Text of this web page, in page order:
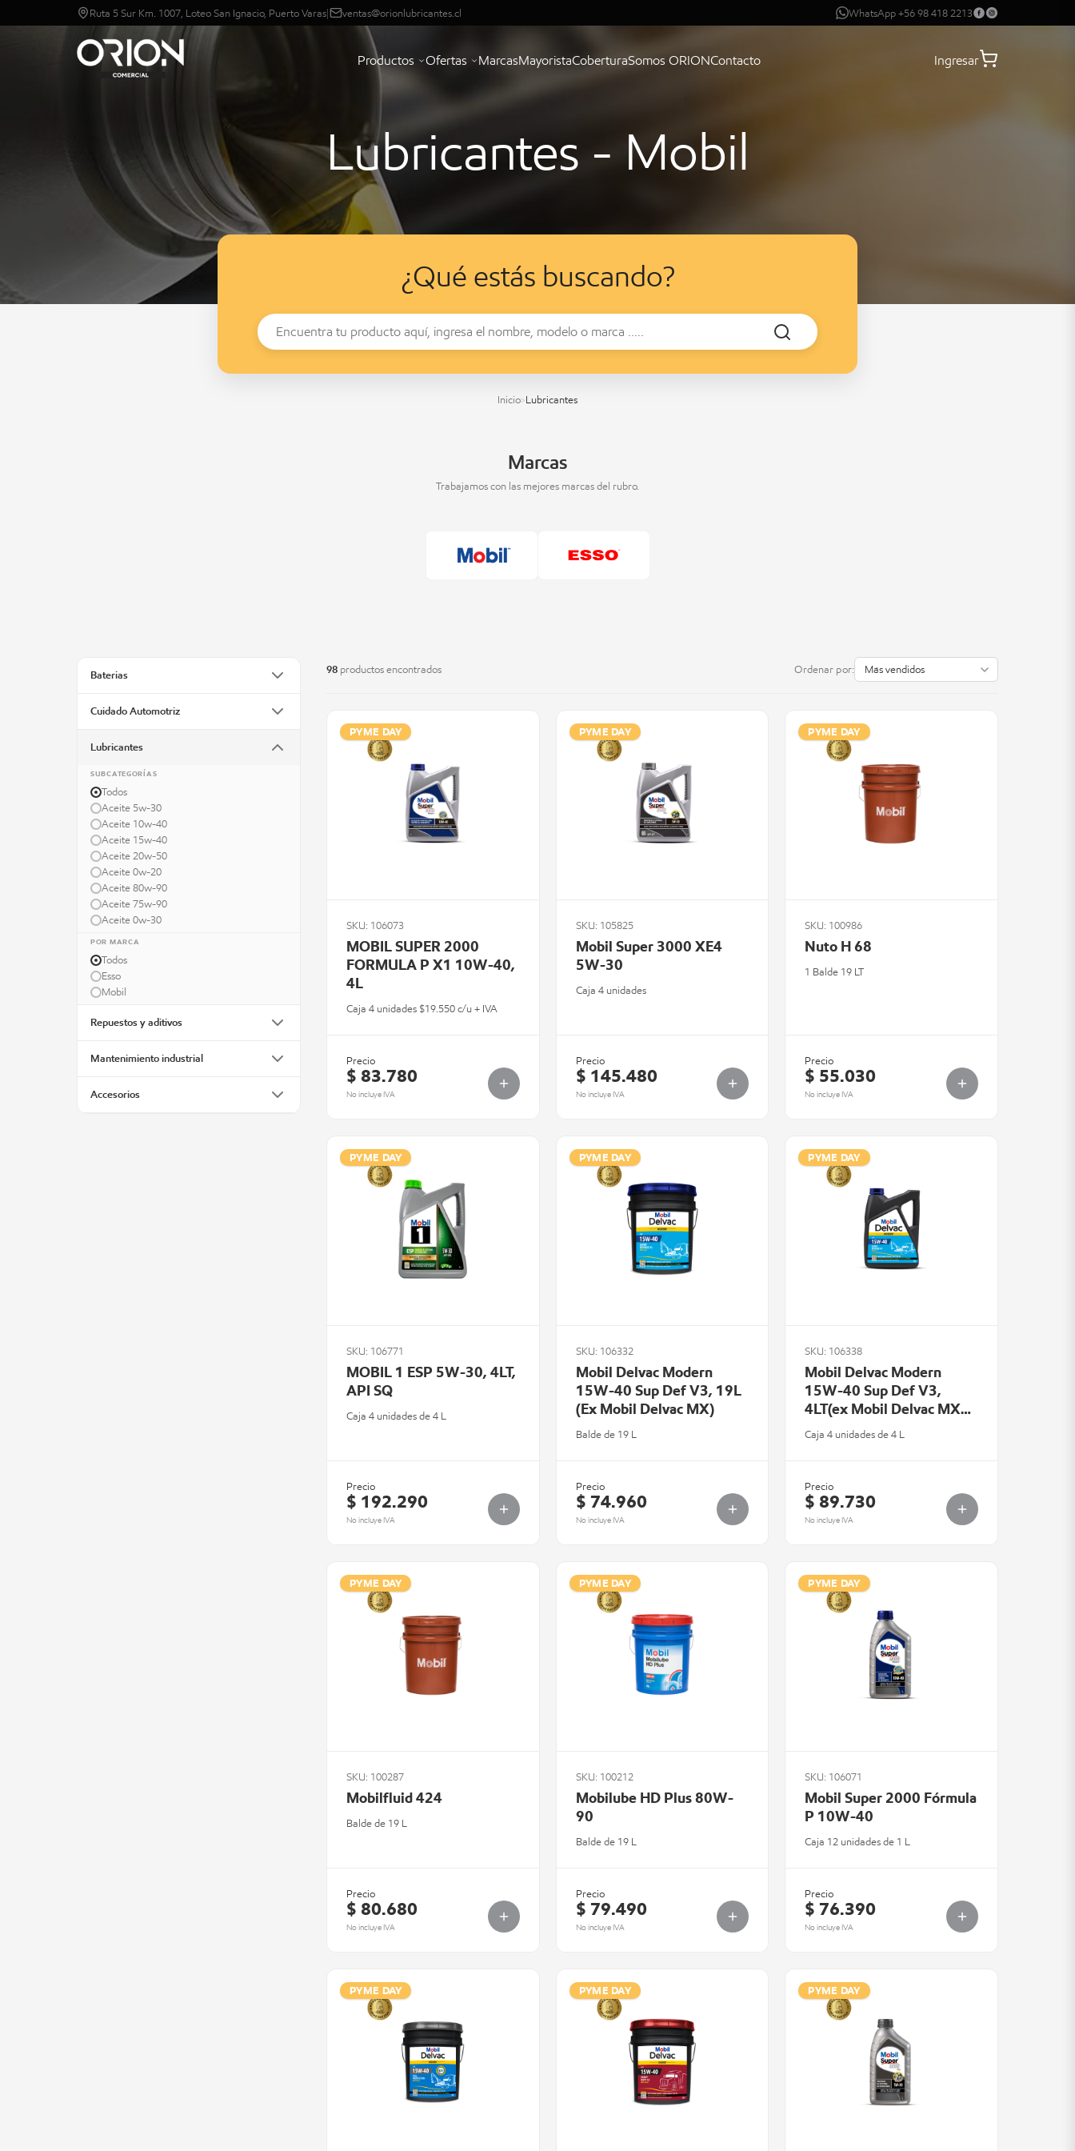
Ruta 5 Sur Km. 1007, Loteo San Ignacio, Puerto Varas| ventas@orionlubricantes.cl WhatsApp +56 98 418 2213
Productos Ofertas MarcasMayoristaCoberturaSomos ORIONContacto Ingresar
Lubricantes - Mobil
¿Qué estás buscando?
Inicio>Lubricantes
Marcas
Trabajamos con las mejores marcas del rubro.
Baterias
Cuidado Automotriz
Lubricantes
SUBCATEGORÍAS
Todos
Aceite 5w-30
Aceite 10w-40
Aceite 15w-40
Aceite 20w-50
Aceite 0w-20
Aceite 80w-90
Aceite 75w-90
Aceite 0w-30
POR MARCA
Todos
Esso
Mobil
Repuestos y aditivos
Mantenimiento industrial
Accesorios
98 productos encontrados Ordenar por:
PYME DAY
SKU: 106073
MOBIL SUPER 2000
FORMULA P X1 10W-40,
4L
Caja 4 unidades $19.550 c/u + IVA
Precio
$ 83.780
No incluye IVA
PYME DAY
SKU: 105825
Mobil Super 3000 XE4
5W-30
Caja 4 unidades
Precio
$ 145.480
No incluye IVA
PYME DAY
SKU: 100986
Nuto H 68
1 Balde 19 LT
Precio
$ 55.030
No incluye IVA
PYME DAY
SKU: 106771
MOBIL 1 ESP 5W-30, 4LT,
API SQ
Caja 4 unidades de 4 L
Precio
$ 192.290
No incluye IVA
PYME DAY
SKU: 106332
Mobil Delvac Modern
15W-40 Sup Def V3, 19L
(Ex Mobil Delvac MX)
Balde de 19 L
Precio
$ 74.960
No incluye IVA
PYME DAY
SKU: 106338
Mobil Delvac Modern
15W-40 Sup Def V3,
4LT(ex Mobil Delvac MX
15W-40)
Caja 4 unidades de 4 L
Precio
$ 89.730
No incluye IVA
PYME DAY
SKU: 100287
Mobilfluid 424
Balde de 19 L
Precio
$ 80.680
No incluye IVA
PYME DAY
SKU: 100212
Mobilube HD Plus 80W-
90
Balde de 19 L
Precio
$ 79.490
No incluye IVA
PYME DAY
SKU: 106071
Mobil Super 2000 Fórmula
P 10W-40
Caja 12 unidades de 1 L
Precio
$ 76.390
No incluye IVA
PYME DAY PYME DAY PYME DAY